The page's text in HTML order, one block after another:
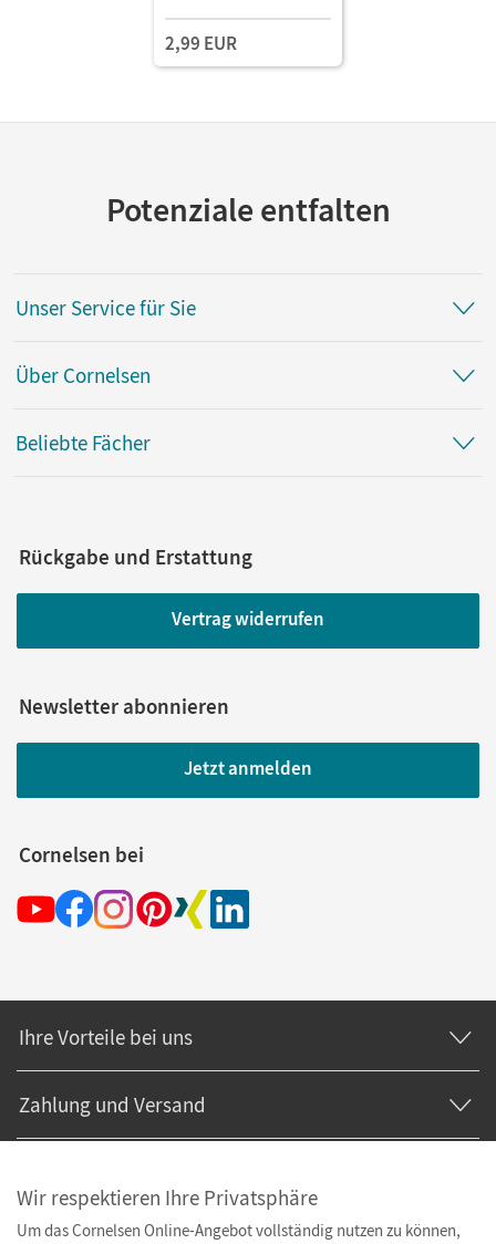
2,99 EUR
Potenziale entfalten
Unser Service für Sie
Über Cornelsen
Beliebte Fächer
Rückgabe und Erstattung
Vertrag widerrufen
Newsletter abonnieren
Jetzt anmelden
Cornelsen bei
Ihre Vorteile bei uns
Zahlung und Versand
Wir respektieren Ihre Privatsphäre
Um das Cornelsen Online-Angebot vollständig nutzen zu können,